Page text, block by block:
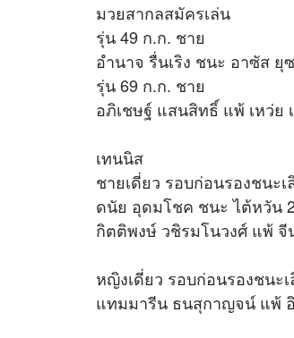
มวยสากลสมัครเล่น
รุ่น 49 ก.ก. ชาย
อำนาจ รื่นเริง ชนะ อาซัส ยุ
รุ่น 69 ก.ก. ชาย
อภิเชษฐ์ แสนสิทธิ์ แพ้ เหว่ย
เทนนิส
ชายเดี่ยว รอบก่อนรองชนะเ
ดนัย อุดมโชค ชนะ ไต้หวัน
กิตติพงษ์ วชิรมโนวงศ์ แพ้ จี
หญิงเดี่ยว รอบก่อนรองชนะ
แทมมารีน ธนสุกาญจน์ แพ้ อิ